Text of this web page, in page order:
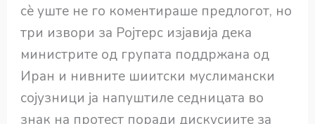
сè уште не го коментираше предлогот, но
три извори за Ројтерс изјавија дека
министрите од групата поддржана од
Иран и нивните шиитски муслимански
сојузници ја напуштиле седницата во
знак на протест поради дискусиите за